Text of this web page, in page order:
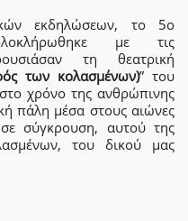
εκδηλώσεων, το 5ο
με τις
τη θεατρική
των κολασμένων)” του
χρόνο της ανθρώπινης
πάλη μέσα στους αιώνες
σύγκρουση, αυτού της
του δικού μας